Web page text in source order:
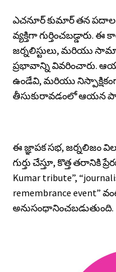
ఎచనూర్ కుమార్ తన
వ్యక్తిగా గుర్తించబడ్డారు.
జర్నలిస్టులు, మరియు
ప్రభావాన్ని వివరించారు.
ఉండేవి, మరియు
తీసుకురావడంలో ఆయన
ఈ జ్ఞాపక సభ, జర్నలిజం
గుర్తు చేస్తూ, కొత్త తరానికి
Kumar tribute”,
remembrance event”
అనుసంధానించబడుతుంది.